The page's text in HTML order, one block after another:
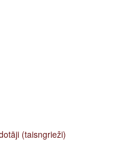
(taisngrieži)